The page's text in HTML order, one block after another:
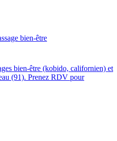
bien-être
bien-être (kobido, californien) et
(91). Prenez RDV pour